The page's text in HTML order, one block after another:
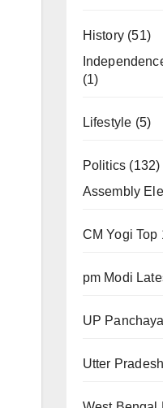
History(51)
(1)
Lifestyle (5)
Politics (132)
Assembly
CM Yogi Top
pm Modi
UP
Utter